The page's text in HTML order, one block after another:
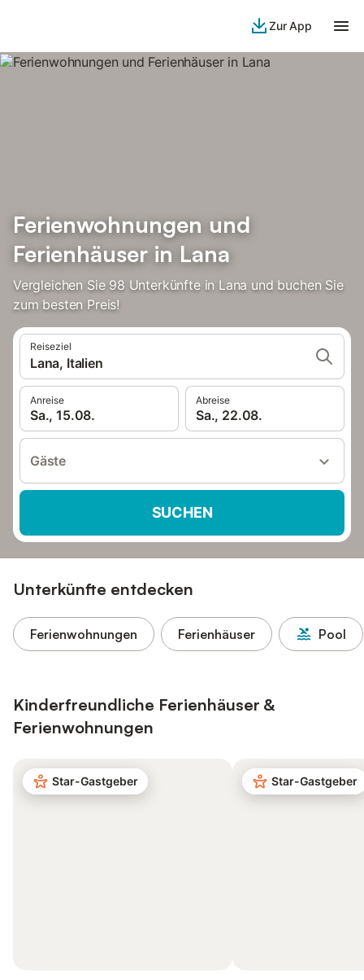
Zur App
Ferienwohnungen und
Ferienhäuser in Lana
Vergleichen Sie 98 Unterkünfte in Lana und buchen Sie
zum besten Preis!
Reiseziel
Lana, Italien
Anreise
Sa., 15.08.
Abreise
Sa., 22.08.
Gäste
SUCHEN
Unterkünfte entdecken
Ferienwohnungen Ferienhäuser Pool
Kinderfreundliche Ferienhäuser &
Ferienwohnungen
Star-Gastgeber Star-Gastgeber